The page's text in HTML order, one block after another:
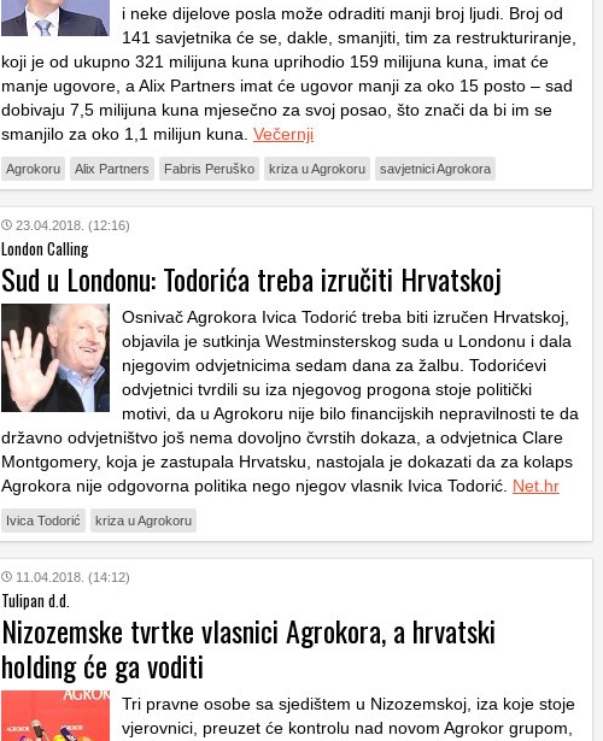
i neke dijelove posla može odraditi manji broj ljudi. Broj od
141 savjetnika će se, dakle, smanjiti, tim za restrukturiranje,
koji je od ukupno 321 milijuna kuna uprihodio 159 milijuna kuna, imat će
manje ugovore, a Alix Partners imat će ugovor manji za oko 15 posto – sad
dobivaju 7,5 milijuna kuna mjesečno za svoj posao, što znači da bi im se
smanjilo za oko 1,1 milijun kuna. Večernji
Agrokoru Alix Partners Fabris Peruško kriza u Agrokoru savjetnici Agrokora
23.04.2018. (12:16)
London Calling
Sud u Londonu: Todorića treba izručiti Hrvatskoj
Osnivač Agrokora Ivica Todorić treba biti izručen Hrvatskoj,
objavila je sutkinja Westminsterskog suda u Londonu i dala
njegovim odvjetnicima sedam dana za žalbu. Todorićevi
odvjetnici tvrdili su iza njegovog progona stoje politički
motivi, da u Agrokoru nije bilo financijskih nepravilnosti te da
državno odvjetništvo još nema dovoljno čvrstih dokaza, a odvjetnica Clare
Montgomery, koja je zastupala Hrvatsku, nastojala je dokazati da za kolaps
Agrokora nije odgovorna politika nego njegov vlasnik Ivica Todorić. Net.hr
Ivica Todorić kriza u Agrokoru
11.04.2018. (14:12)
Tulipan d.d.
Nizozemske tvrtke vlasnici Agrokora, a hrvatski
holding će ga voditi
Tri pravne osobe sa sjedištem u Nizozemskoj, iza koje stoje
vjerovnici, preuzet će kontrolu nad novom Agrokor grupom,